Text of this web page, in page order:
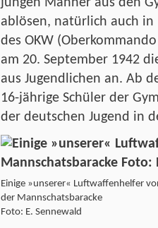
jungen Männer aus den
ablösen, natürlich auch in
des OKW
am 20. September 1942
aus Jugendlichen an. Ab
16-jährige Schüler der
der deutschen Jugend in
Einige »unserer« Luftwaffenhelfer
der Mannschatsbaracke
Foto: E. Sennewald